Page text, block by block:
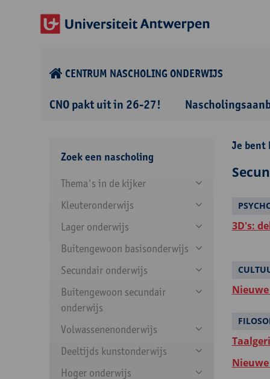
CENTRUM NASCHOLING ONDERWIJS
CNO pakt uit in 26-27!
Zoek een nascholing
Thema's in de kijker
Kleuteronderwijs
Lager onderwijs
Buitengewoon basisonderwijs
Secundair onderwijs
Buitengewoon secundair
onderwijs
Volwassenenonderwijs
Deeltijds kunstonderwijs
Hoger onderwijs
Je bent
3D's: